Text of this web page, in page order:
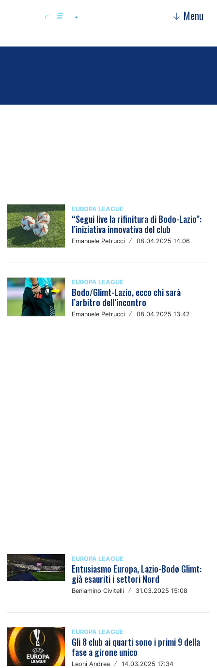
↓ Menu
EUROPA LEAGUE
“Segui live la rifinitura di Bodo-Lazio”:
l’iniziativa innovativa del club
Emanuele Petrucci / 08.04.2025 14:06
EUROPA LEAGUE
Bodo/Glimt-Lazio, ecco chi sarà
l’arbitro dell’incontro
Emanuele Petrucci / 08.04.2025 13:42
EUROPA LEAGUE
Entusiasmo Europa, Lazio-Bodø Glimt:
già esauriti i settori Nord
Beniamino Civitelli / 31.03.2025 15:08
EUROPA LEAGUE
Gli 8 club ai quarti sono i primi 9 della
fase a girone unico
Leoni Andrea / 14.03.2025 17:34